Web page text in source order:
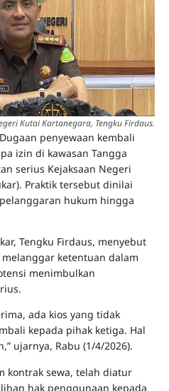
Kutai Kartanegara, Tengku Firdaus.
penyewaan kembali
izin di kawasan Tangga
serius Kejaksaan Negeri
Praktik tersebut dinilai
hukum hingga
Tengku Firdaus, menyebut
ketentuan dalam
menimbulkan
ada kios yang tidak
kepada pihak ketiga. Hal
ujarnya, Rabu (1/4/2026).
kontrak sewa, telah diatur
hak penggunaan kepada